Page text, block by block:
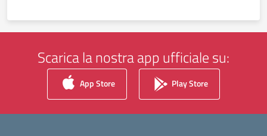
Scarica la nostra app ufficiale su:
App Store Play Store